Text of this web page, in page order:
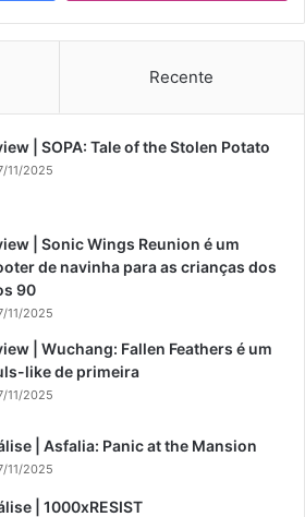
Recente
| SOPA: Tale of the Stolen Potato
11/2025
| Sonic Wings Reunion é um
de navinha para as crianças dos
90
11/2025
| Wuchang: Fallen Feathers é um
like de primeira
11/2025
| Asfalia: Panic at the Mansion
11/2025
| 1000xRESIST